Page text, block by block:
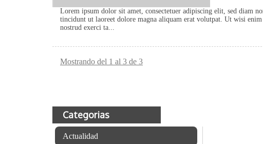
Lorem ipsum dolor sit amet, consectetuer adipiscing elit, sed diam
tincidunt ut laoreet dolore magna aliquam erat volutpat. Ut wisi
nostrud exerci ta...
Mostrando del 1 al 3 de 3
Categorias
Actualidad